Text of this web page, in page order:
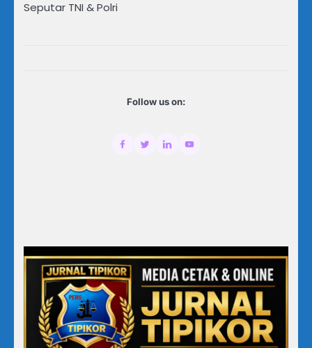
Seputar TNI & Polri
Follow us on: